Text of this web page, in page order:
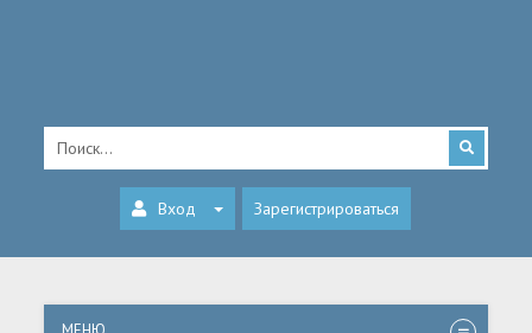
Вход Зарегистрироваться